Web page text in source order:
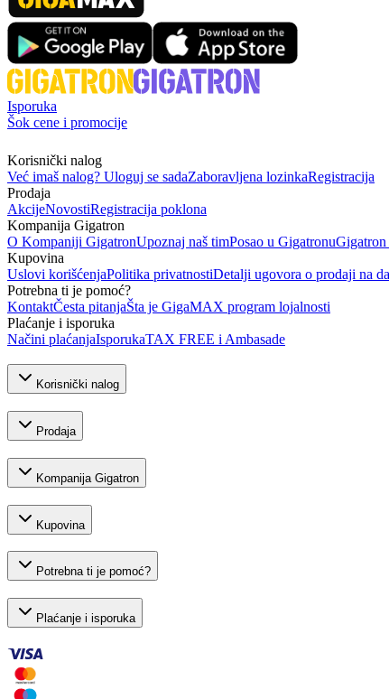
Isporuka
Šok cene i promocije
Korisnički nalog
Već imaš nalog? Uloguj se sadaZaboravljena lozinkaRegistracija
Prodaja
AkcijeNovostiRegistracija poklona
Kompanija Gigatron
O Kompaniji GigatronUpoznaj naš timPosao u GigatronuGigatron
Kupovina
Uslovi korišćenjaPolitika privatnostiDetalji ugovora o prodaji na
Potrebna ti je pomoć?
KontaktČesta pitanjaŠta je GigaMAX program lojalnosti
Plaćanje i isporuka
Načini plaćanjaIsporukaTAX FREE i Ambasade
Korisnički nalog
Prodaja
Kompanija Gigatron
Kupovina
Potrebna ti je pomoć?
Plaćanje i isporuka